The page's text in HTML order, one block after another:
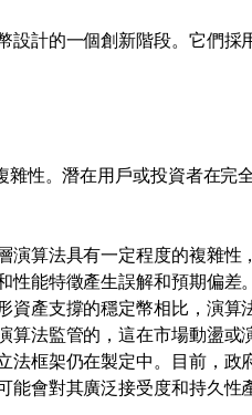
設計的一個創新階段。它們
性。潛在用戶或投資者在
演算法具有一定程度的複雜
能特徵產生誤解和預期偏差。
資產支撐的穩定幣相比，演
法監管的，這在市場動盪或
法框架仍在製定中。目前，
會對其廣泛接受度和持久性